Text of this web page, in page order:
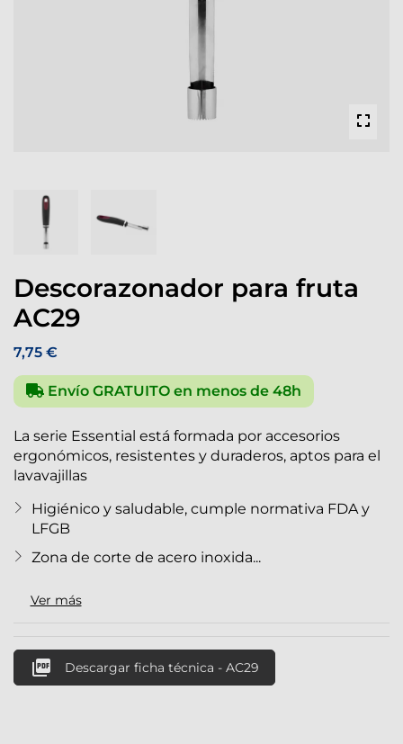
Descorazonador para fruta
AC29
7,75 €
Envío GRATUITO en menos de 48h
La serie Essential está formada por accesorios
ergonómicos, resistentes y duraderos, aptos para el
lavavajillas
Higiénico y saludable, cumple normativa FDA y
LFGB
Zona de corte de acero inoxida...
Ver más
 Descargar ficha técnica - AC29